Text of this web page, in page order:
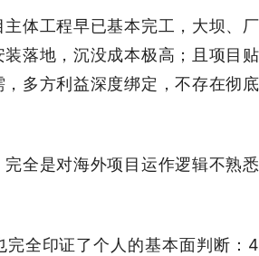
体工程早已基本完工，大坝、厂
落地，沉没成本极高；且项目贴
多方利益深度绑定，不存在彻底
全是对海外项目运作逻辑不熟悉
完全印证了个人的基本面判断：4